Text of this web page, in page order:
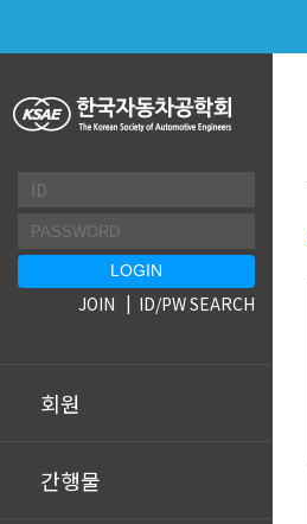
회원
간행물
JOIN ID/PW SEARCH